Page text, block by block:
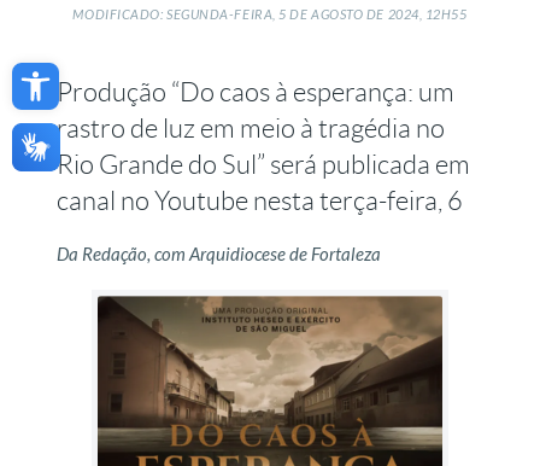
Open toolbar
MODIFICADO: SEGUNDA-FEIRA, 5 DEAGOSTO DE 2024, 12H55
Produção “Do caos à esperança: um
rastro de luz em meio à tragédia no
Rio Grande do Sul” será publicada em
canal no Youtube nesta terça-feira, 6
Da Redação, com Arquidiocese de Fortaleza